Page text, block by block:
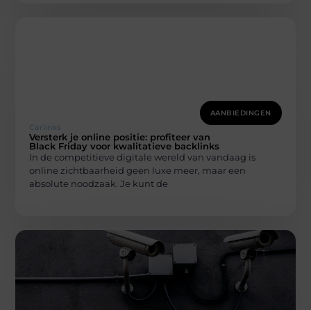
AANBIEDINGEN
Carlinks
Versterk je online positie: profiteer van
Black Friday voor kwalitatieve backlinks
In de competitieve digitale wereld van vandaag is
online zichtbaarheid geen luxe meer, maar een
absolute noodzaak. Je kunt de